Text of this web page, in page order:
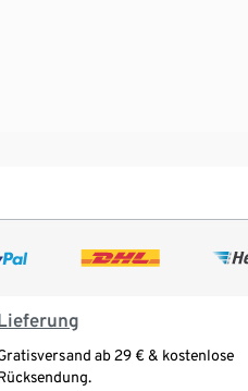
ab 29 € & kostenlose